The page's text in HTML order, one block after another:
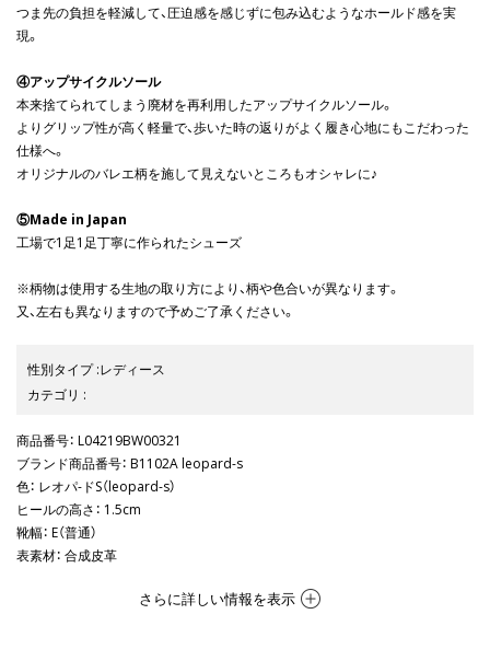
つま先の負担を軽減して、圧迫感を感じずに包み込むようなホールド感を実
現。
④アップサイクルソール
本来捨てられてしまう廃材を再利用したアップサイクルソール。
よりグリップ性が高く軽量で、歩いた時の返りがよく履き心地にもこだわった
仕様へ。
オリジナルのバレエ柄を施して見えないところもオシャレに♪
⑤Made in Japan
工場で1足1足丁寧に作られたシューズ
※柄物は使用する生地の取り方により、柄や色合いが異なります。
又、左右も異なりますので予めご了承ください。
性別タイプ:レディース
カテゴリ :
商品番号： L04219BW00321
ブランド商品番号： B1102A leopard-s
色： レオパ-ドS（leopard-s）
ヒールの高さ ： 1.5cm
靴幅： E（普通）
表素材： 合成皮革
さらに詳しい情報を表示